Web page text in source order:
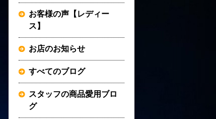
お客様の声【レディー
ス】
お店のお知らせ
すべてのブログ
スタッフの商品愛用ブロ
グ